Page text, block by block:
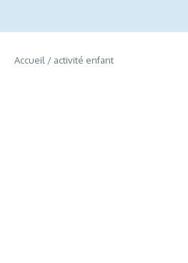
Accueil / activité enfant